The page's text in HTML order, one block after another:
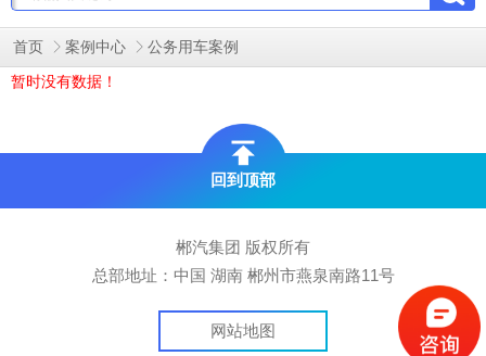
首页 案例中心 公务用车案例
暂时没有数据！
回到顶部
郴汽集团 版权所有
总部地址：中国 湖南 郴州市燕泉南路11号
网站地图